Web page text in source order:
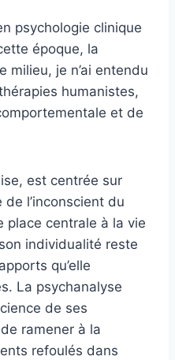
psychologie clinique
époque, la
milieu, je n’ai entendu
humanistes,
et de
est centrée sur
l’inconscient du
place centrale à la vie
individualité reste
qu’elle
La psychanalyse
de ses
ramener à la
refoulés dans